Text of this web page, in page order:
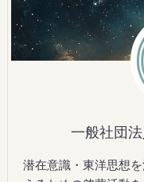
一般社団
潜在意識・東洋思想